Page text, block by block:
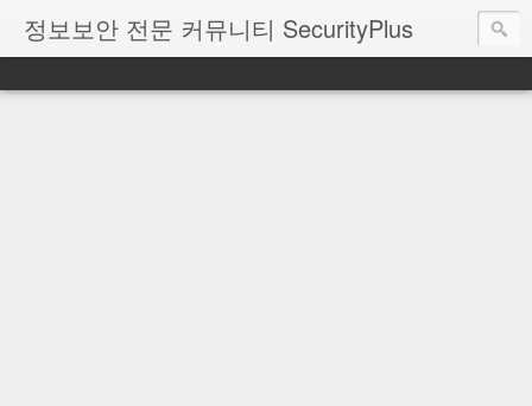
정보보안 전문 커뮤니티 SecurityPlus